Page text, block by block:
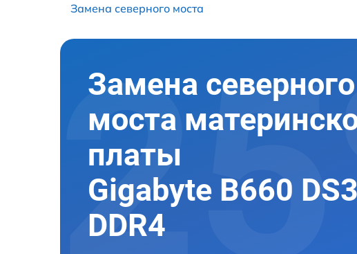
Замена северного моста
Замена северного
моста
платы
Gigabyte B660
DDR4